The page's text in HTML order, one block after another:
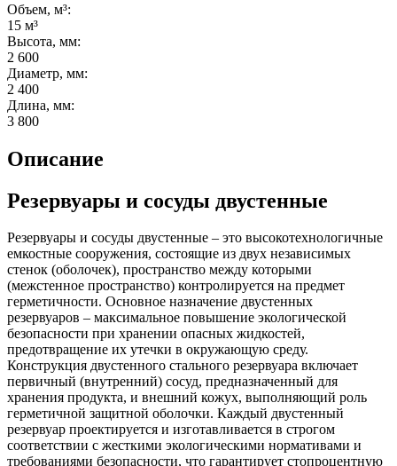
Объем, м³:
15 м³
Высота, мм:
2 600
Диаметр, мм:
2 400
Длина, мм:
3 800
Описание
Резервуары и сосуды двустенные
Резервуары и сосуды двустенные – это высокотехнологичные
емкостные сооружения, состоящие из двух независимых
стенок (оболочек), пространство между которыми
(межстенное пространство) контролируется на предмет
герметичности. Основное назначение двустенных
резервуаров – максимальное повышение экологической
безопасности при хранении опасных жидкостей,
предотвращение их утечки в окружающую среду.
Конструкция двустенного стального резервуара включает
первичный (внутренний) сосуд, предназначенный для
хранения продукта, и внешний кожух, выполняющий роль
герметичной защитной оболочки. Каждый двустенный
резервуар проектируется и изготавливается в строгом
соответствии с жесткими экологическими нормативами и
требованиями безопасности, что гарантирует стопроцентную